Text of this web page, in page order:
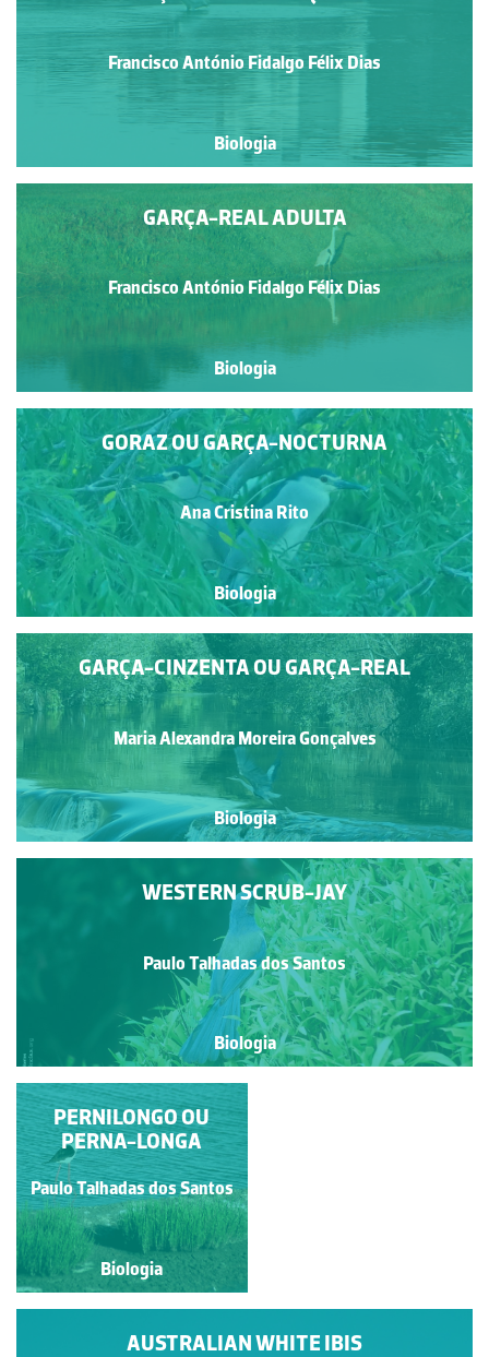
Francisco António Fidalgo Félix Dias
Biologia
GARÇA-REAL ADULTA
Francisco António Fidalgo Félix Dias
Biologia
GORAZ OU GARÇA-NOCTURNA
Ana Cristina Rito
Biologia
GARÇA-CINZENTA OU GARÇA-REAL
Maria Alexandra Moreira Gonçalves
Biologia
WESTERN SCRUB-JAY
Paulo Talhadas dos Santos
Biologia
ÁGUIA-CAÇADEIRA
Paulo Talhadas dos Santos
Biologia
AUSTRALIAN WHITE IBIS
PERNILONGO OU
PERNA-LONGA
Paulo Talhadas dos Santos
Biologia